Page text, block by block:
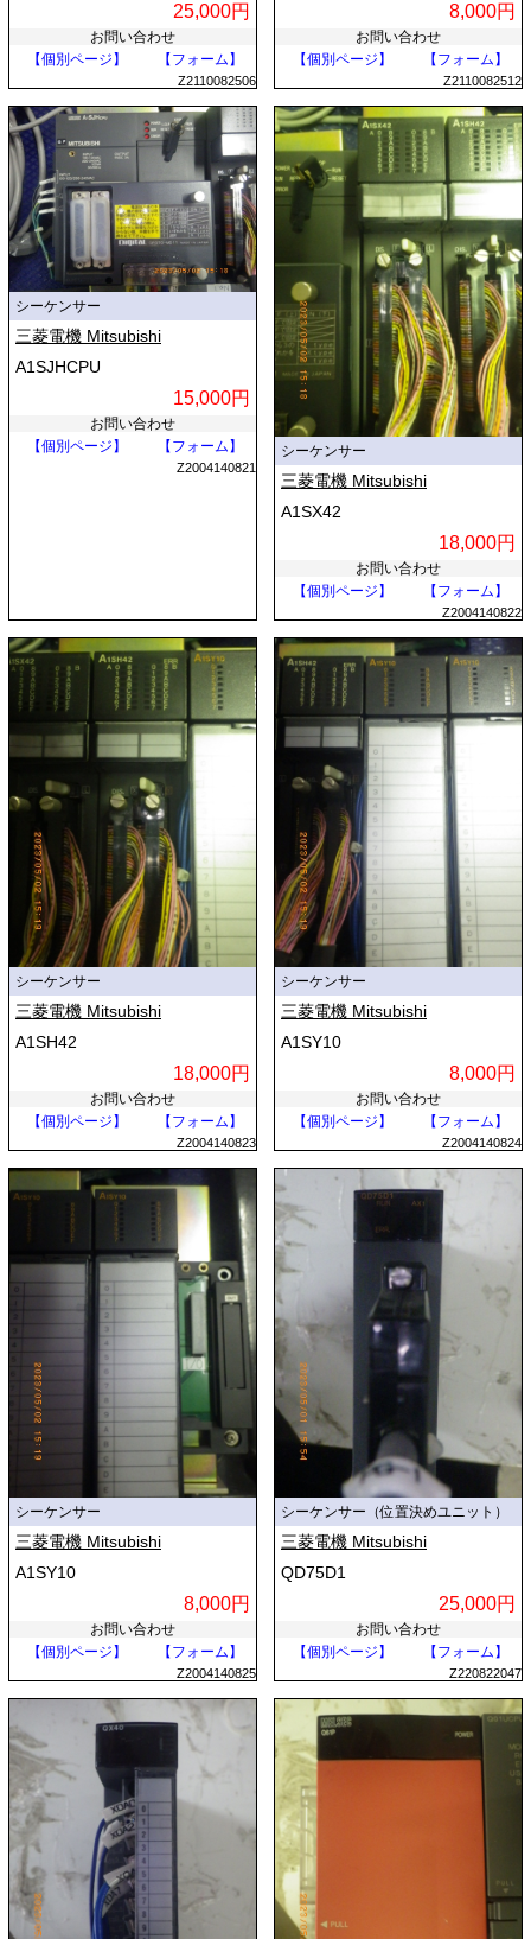
25,000円
お問い合わせ
【個別ページ】
【フォーム】
Z2110082506
8,000円
お問い合わせ
【個別ページ】
【フォーム】
Z2110082512
シーケンサー
三菱電機 Mitsubishi
A1SJHCPU
15,000円
お問い合わせ
【個別ページ】
【フォーム】
Z2004140821
シーケンサー
三菱電機 Mitsubishi
A1SX42
18,000円
お問い合わせ
【個別ページ】
【フォーム】
Z2004140822
シーケンサー
三菱電機 Mitsubishi
A1SH42
18,000円
お問い合わせ
【個別ページ】
【フォーム】
Z2004140823
シーケンサー
三菱電機 Mitsubishi
A1SY10
8,000円
お問い合わせ
【個別ページ】
【フォーム】
Z2004140824
シーケンサー
三菱電機 Mitsubishi
A1SY10
8,000円
お問い合わせ
【個別ページ】
【フォーム】
Z2004140825
シーケンサー（位置決めユニット）
三菱電機 Mitsubishi
QD75D1
25,000円
お問い合わせ
【個別ページ】
【フォーム】
Z220822047